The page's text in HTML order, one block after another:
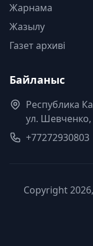
Жарнама
Жазылу
Газет архиві
Байланыс
Республика
ул. Шевченко,
+77272930803
Copyright